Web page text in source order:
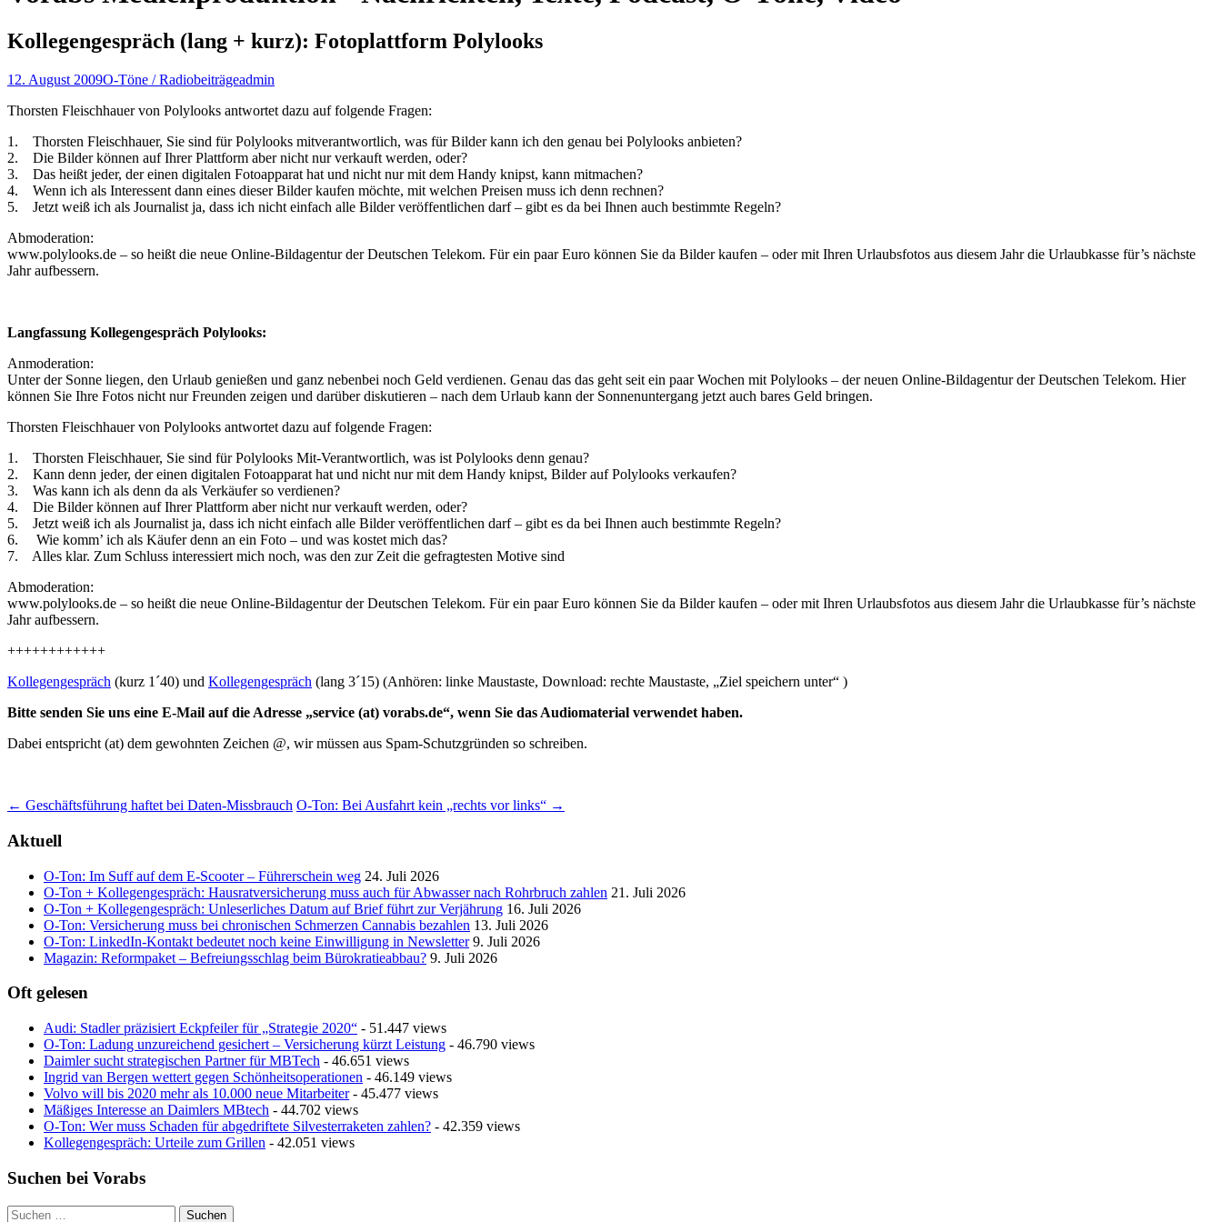
Kollegengespräch (lang + kurz): Fotoplattform Polylooks
12. August 2009O-Töne / Radiobeiträgeadmin
Thorsten Fleischhauer von Polylooks antwortet dazu auf folgende Fragen:
1. Thorsten Fleischhauer, Sie sind für Polylooks mitverantwortlich, was für Bilder kann ich den genau bei Polylooks anbieten?
2. Die Bilder können auf Ihrer Plattform aber nicht nur verkauft werden, oder?
3. Das heißt jeder, der einen digitalen Fotoapparat hat und nicht nur mit dem Handy knipst, kann mitmachen?
4. Wenn ich als Interessent dann eines dieser Bilder kaufen möchte, mit welchen Preisen muss ich denn rechnen?
5. Jetzt weiß ich als Journalist ja, dass ich nicht einfach alle Bilder veröffentlichen darf – gibt es da bei Ihnen auch bestimmte Regeln?
Abmoderation:
www.polylooks.de – so heißt die neue Online-Bildagentur der Deutschen Telekom. Für ein paar Euro können Sie da Bilder kaufen – oder mit Ihren Urlaubsfotos aus diesem Jahr die Urlaubkasse für’s nächste
Jahr aufbessern.
Langfassung Kollegengespräch Polylooks:
Anmoderation:
Unter der Sonne liegen, den Urlaub genießen und ganz nebenbei noch Geld verdienen. Genau das das geht seit ein paar Wochen mit Polylooks – der neuen Online-Bildagentur der Deutschen Telekom. Hier
können Sie Ihre Fotos nicht nur Freunden zeigen und darüber diskutieren – nach dem Urlaub kann der Sonnenuntergang jetzt auch bares Geld bringen.
Thorsten Fleischhauer von Polylooks antwortet dazu auf folgende Fragen:
1. Thorsten Fleischhauer, Sie sind für Polylooks Mit-Verantwortlich, was ist Polylooks denn genau?
2. Kann denn jeder, der einen digitalen Fotoapparat hat und nicht nur mit dem Handy knipst, Bilder auf Polylooks verkaufen?
3. Was kann ich als denn da als Verkäufer so verdienen?
4. Die Bilder können auf Ihrer Plattform aber nicht nur verkauft werden, oder?
5. Jetzt weiß ich als Journalist ja, dass ich nicht einfach alle Bilder veröffentlichen darf – gibt es da bei Ihnen auch bestimmte Regeln?
6. Wie komm’ ich als Käufer denn an ein Foto – und was kostet mich das?
7. Alles klar. Zum Schluss interessiert mich noch, was den zur Zeit die gefragtesten Motive sind
Abmoderation:
www.polylooks.de – so heißt die neue Online-Bildagentur der Deutschen Telekom. Für ein paar Euro können Sie da Bilder kaufen – oder mit Ihren Urlaubsfotos aus diesem Jahr die Urlaubkasse für’s nächste
Jahr aufbessern.
++++++++++++
Kollegengespräch (kurz 1´40) und Kollegengespräch (lang 3´15) (Anhören: linke Maustaste, Download: rechte Maustaste, „Ziel speichern unter“ )
Bitte senden Sie uns eine E-Mail auf die Adresse „service (at) vorabs.de“, wenn Sie das Audiomaterial verwendet haben.
Dabei entspricht (at) dem gewohnten Zeichen @, wir müssen aus Spam-Schutzgründen so schreiben.
Post
navigation
← Geschäftsführung haftet bei Daten-Missbrauch O-Ton: Bei Ausfahrt kein „rechts vor links“ →
Aktuell
O-Ton: Im Suff auf dem E-Scooter – Führerschein weg 24. Juli 2026
O-Ton + Kollegengespräch: Hausratversicherung muss auch für Abwasser nach Rohrbruch zahlen 21. Juli 2026
O-Ton + Kollegengespräch: Unleserliches Datum auf Brief führt zur Verjährung 16. Juli 2026
O-Ton: Versicherung muss bei chronischen Schmerzen Cannabis bezahlen 13. Juli 2026
O-Ton: LinkedIn-Kontakt bedeutet noch keine Einwilligung in Newsletter 9. Juli 2026
Magazin: Reformpaket – Befreiungsschlag beim Bürokratieabbau? 9. Juli 2026
Oft gelesen
Audi: Stadler präzisiert Eckpfeiler für „Strategie 2020“ - 51.447 views
O-Ton: Ladung unzureichend gesichert – Versicherung kürzt Leistung - 46.790 views
Daimler sucht strategischen Partner für MBTech - 46.651 views
Ingrid van Bergen wettert gegen Schönheitsoperationen - 46.149 views
Volvo will bis 2020 mehr als 10.000 neue Mitarbeiter- 45.477 views
Mäßiges Interesse an Daimlers MBtech - 44.702 views
O-Ton: Wer muss Schaden für abgedriftete Silvesterraketen zahlen? - 42.359 views
Kollegengespräch: Urteile zum Grillen - 42.051 views
Suchen bei Vorabs
Suchen